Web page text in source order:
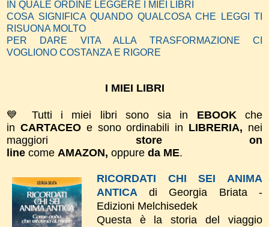
IN QUALE ORDINE LEGGERE I MIEI LIBRI
COSA SIGNIFICA QUANDO QUALCOSA CHE LEGGI TI
RISUONA MOLTO
PER DARE VITA ALLA TRASFORMAZIONE CI
VOGLIONO COSTANZA E RIGORE
I MIEI LIBRI
💙 Tutti i miei libri sono sia in EBOOKche
in CARTACEO e sono ordinabili in LIBRERIA, nei
maggiori store on
line come AMAZON, oppure da ME.
RICORDATI CHI SEI ANIMA
ANTICA
di Georgia Briata -
Edizioni Melchisedek
Questa è la storia del viaggio